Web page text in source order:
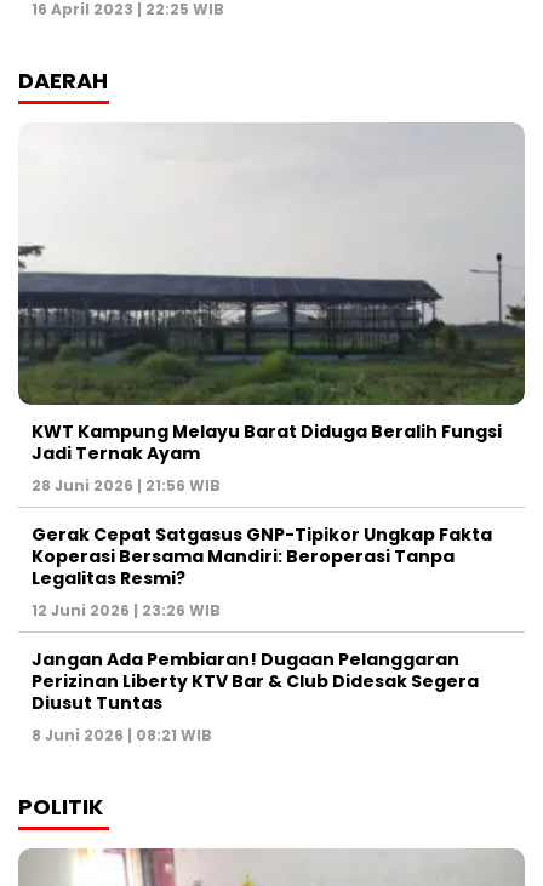
16 April 2023 | 22:25 WIB
DAERAH
KWT Kampung Melayu Barat Diduga Beralih Fungsi
Jadi Ternak Ayam
28 Juni 2026 | 21:56 WIB
Gerak Cepat Satgasus GNP-Tipikor Ungkap Fakta
Koperasi Bersama Mandiri: Beroperasi Tanpa
Legalitas Resmi?
12 Juni 2026 | 23:26 WIB
Jangan Ada Pembiaran! Dugaan Pelanggaran
Perizinan Liberty KTV Bar & Club Didesak Segera
Diusut Tuntas
8 Juni 2026 | 08:21 WIB
POLITIK